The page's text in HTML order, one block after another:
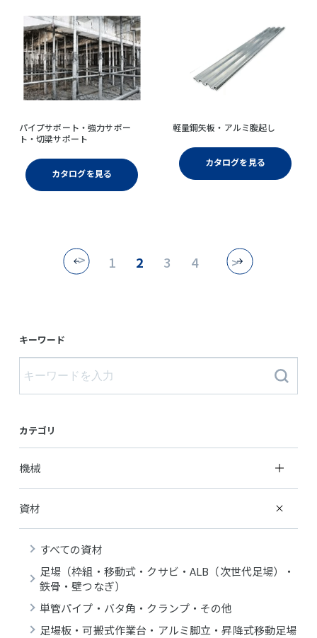
キーワード
カテゴリ
機械
資材
すべての資材
足場（枠組・移動式・クサビ・ALB（次世代足場）・
鉄骨・壁つなぎ）
単管パイプ・バタ角・クランプ・その他
足場板・可搬式作業台・アルミ脚立・昇降式移動足場
パイプサポート・強力サポー
ト・切梁サポート
カタログを見る
軽量鋼矢板・アルミ腹起し
カタログを見る
< 1 2 3 4 >